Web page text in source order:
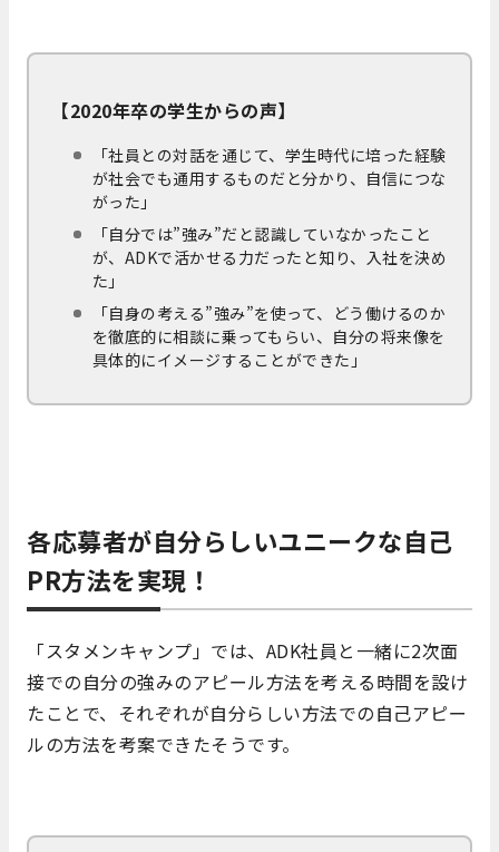
【2020年卒の学生からの声】
「社員との対話を通じて、学生時代に培った経験
が社会でも通用するものだと分かり、自信につな
がった」
「自分では”強み”だと認識していなかったこと
が、ADKで活かせる力だったと知り、入社を決め
た」
「自身の考える”強み”を使って、どう働けるのか
を徹底的に相談に乗ってもらい、自分の将来像を
具体的にイメージすることができた」
各応募者が自分らしいユニークな自己
PR方法を実現！
「スタメンキャンプ」では、ADK社員と一緒に2次面
接での自分の強みのアピール方法を考える時間を設け
たことで、それぞれが自分らしい方法での自己アピー
ルの方法を考案できたそうです。